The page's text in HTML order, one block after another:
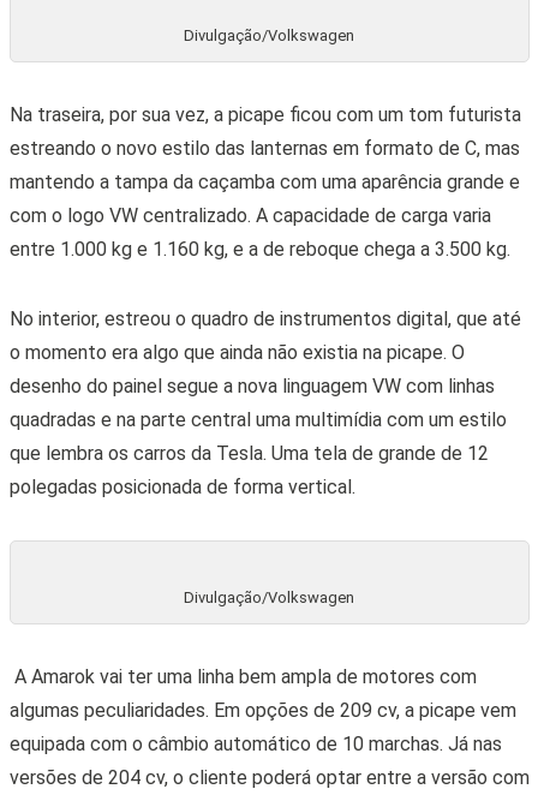
Divulgação/Volkswagen
Na traseira, por sua vez, a picape ficou com um tom futurista
estreando o novo estilo das lanternas em formato de C, mas
mantendo a tampa da caçamba com uma aparência grande e
com o logo VW centralizado. A capacidade de carga varia
entre 1.000 kg e 1.160 kg, e a de reboque chega a 3.500 kg.
No interior, estreou o quadro de instrumentos digital, que até
o momento era algo que ainda não existia na picape. O
desenho do painel segue a nova linguagem VW com linhas
quadradas e na parte central uma multimídia com um estilo
que lembra os carros da Tesla. Uma tela de grande de 12
polegadas posicionada de forma vertical.
Divulgação/Volkswagen
A Amarok vai ter uma linha bem ampla de motores com
algumas peculiaridades. Em opções de 209 cv, a picape vem
equipada com o câmbio automático de 10 marchas. Já nas
versões de 204 cv, o cliente poderá optar entre a versão com